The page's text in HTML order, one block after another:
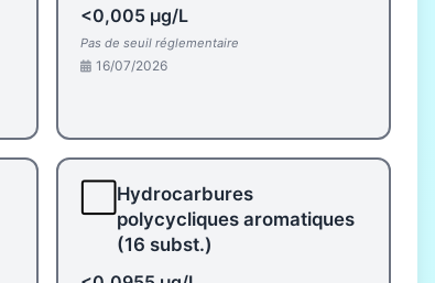
<0,005 µg/L
Pas de seuil réglementaire
16/07/2026
Hydrocarbures
polycycliques aromatiques
(16 subst.)